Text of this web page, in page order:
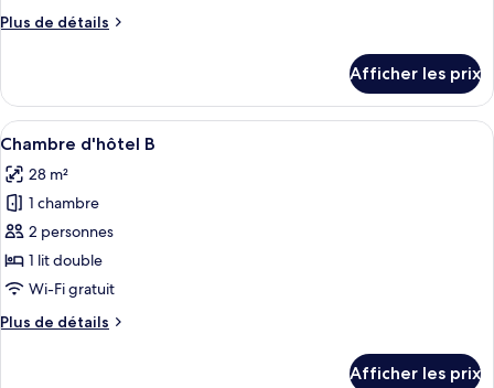
chambre :
A
Plus de détails
Plus
Chambre
d'hôtel
A
Afficher les prix
Afficher
toutes
les
photos
pour
ce
type
chambre :
Une chambre d’hôtel comprenant
4
Chambre d'hôtel B
28 m²
1 chambre
2 personnes
1 lit double
Wi-Fi gratuit
Plus de détails
Plus
Afficher les prix